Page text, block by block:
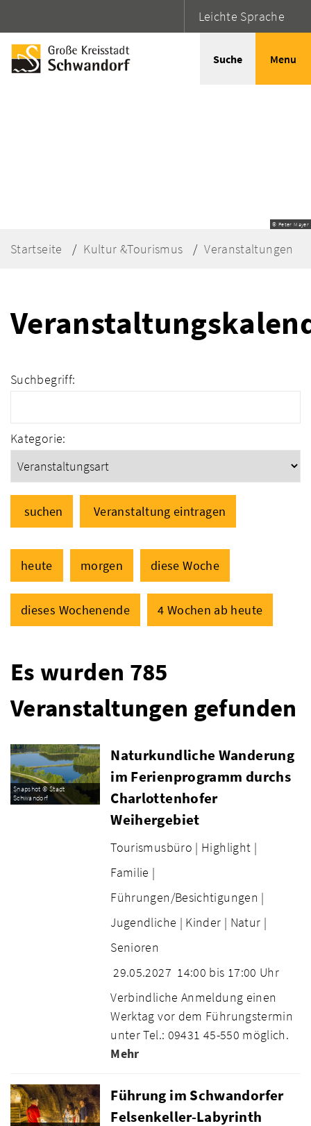
Leichte Sprache
Suche Menu
© Peter Mayer
Startseite Kultur &Tourismus Veranstaltungen
Suchbegriff:
Kategorie:
suchen Veranstaltung eintragen
heute morgen diese Woche
dieses Wochenende 4 Wochen ab heute
Es wurden 785
Veranstaltungen gefunden
Snapshot © Stadt
Schwandorf
Naturkundliche Wanderung
im Ferienprogramm durchs
Charlottenhofer
Weihergebiet
Tourismusbüro | Highlight |
Familie |
Führungen/Besichtigungen |
Jugendliche | Kinder | Natur |
Senioren
29.05.2027 14:00 bis 17:00 Uhr
Verbindliche Anmeldung einen
Werktag vor dem Führungstermin
unter Tel.: 09431 45-550 möglich.
Mehr
Führung im Schwandorfer
Felsenkeller-Labyrinth